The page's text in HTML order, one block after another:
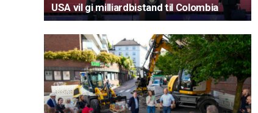
USA vil gi milliardbistand til Colombia